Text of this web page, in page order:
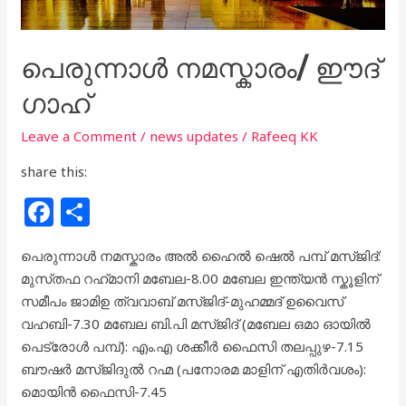
പെരുന്നാൾ ന​മ​സ്കാ​രം/ ഈദ്
ഗാഹ്
Leave a Comment / news updates / Rafeeq KK
share this:
F
a
c
e
b
o
o
h
ar
e
പെരുന്നാൾ നമസ്കാരം അൽ ഹൈൽ ഷെൽ പമ്പ് ‌മസ്‌ജിദ്:
മുസ്‌തഫ റഹ്‌മാനി മബേല-8.00 മബേല ഇന്ത്യൻ സ്കൂളിന്
സമീപം ജാമിഉ ത്വവാബ് മസ്ജിദ്-മുഹമ്മദ് ഉവൈസ്
വഹബി-7.30 മബേല ബി.പി മസ്‌ജിദ് (മബേല ഒമാ ഓയിൽ
പെട്രോൾ പമ്പ്): എം.എ ശക്കീർ ഫൈസി തലപ്പുഴ-7.15
ബൗഷർ മസ്ജിദുൽ റഹ്മ (പനോരമ മാളിന് എതിർവശം):
മൊയിൻ ഫൈസി-7.45